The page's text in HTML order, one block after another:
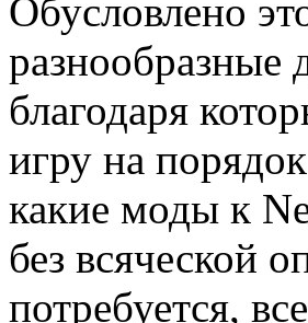
Обусловлено
разнообразные
благодаря
игру на
какие моды к
без всяческой
потребуется,